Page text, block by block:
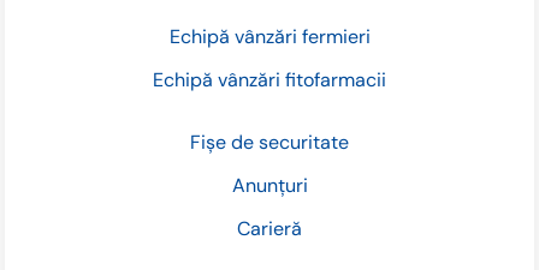
Fișe de securitate
Anunțuri
Carieră
Echipă vânzări fermieri
Echipă vânzări fitofarmacii